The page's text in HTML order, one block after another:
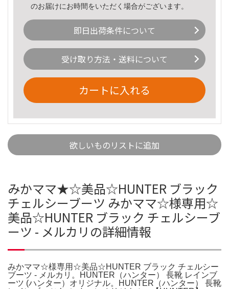
のお届けにお時間をいただく場合がございます。
即日出荷条件について
受け取り方法・送料について
カートに入れる
欲しいものリストに追加
みかママ★☆美品☆HUNTER ブラック
チェルシーブーツ みかママ☆様専用☆
美品☆HUNTER ブラック チェルシーブ
ーツ - メルカリの詳細情報
みかママ☆様専用☆美品☆HUNTER ブラック チェルシー
ブーツ - メルカリ。HUNTER（ハンター） 長靴 レインブ
ーツ (ハンター）オリジナル。HUNTER（ハンター） 長靴